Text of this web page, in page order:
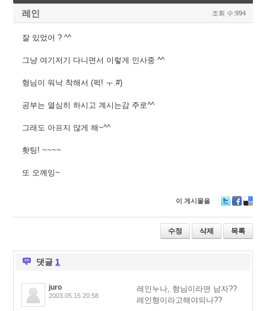
레인 조회 수:994
잘 있었어 ? ^^
그냥 여기저기 다니면서 이렇게 인사중 ^^
형님이 워낙 착해서 (퍽! ㅜ.#)
공부는 열심히 하시고 계시는감 주로^^
그래도 아프지 않게 해~^^
홧팅! ~~~~
또 오께잉~
이 게시물을
wi
er
ac
e
b
eli
ci
o
수정 삭제 목록
댓글 1
juro
2003.05.15 20:58
레인누나, 형님이라면 남자??
레인형이라고해야되나??